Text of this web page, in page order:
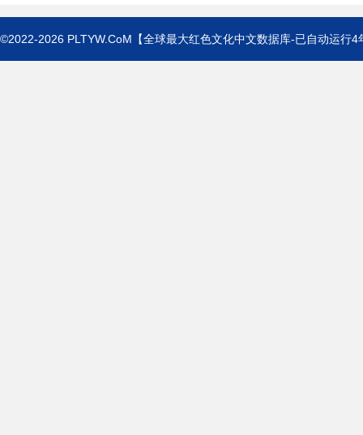
©2022-2026 PLTYW.CoM 【全球最大红色文化中文数据库-已自动运行4